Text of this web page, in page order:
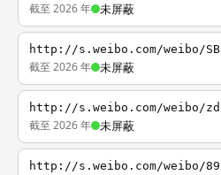
截至 2026 年 未屏蔽
http://s.weibo.com/weibo/SB
截至 2026 年 未屏蔽
http://s.weibo.com/weibo/zd
截至 2026 年 未屏蔽
http://s.weibo.com/weibo/89